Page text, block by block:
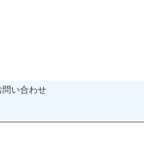
問い合わせ